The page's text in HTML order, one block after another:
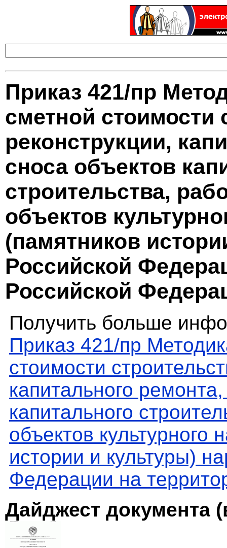
Приказ 421/пр
сметной стоимости
реконструкции,
сноса объектов
строительства,
объектов
(памятников
Российской
Российской
Получить больше
Приказ 421/пр
стоимости
капитального
капитального
объектов культурного
истории и культуры)
Федерации на
Дайджест документа